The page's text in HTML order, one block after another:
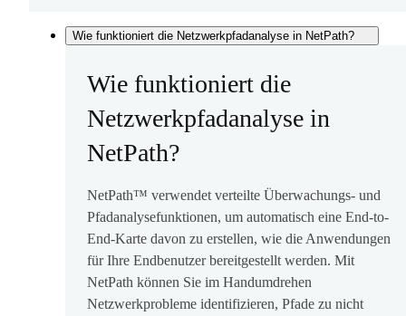
Wie funktioniert die Netzwerkpfadanalyse in NetPath?
Wie funktioniert die
Netzwerkpfadanalyse in
NetPath?
NetPath™ verwendet verteilte Überwachungs- und
Pfadanalysefunktionen, um automatisch eine End-to-
End-Karte davon zu erstellen, wie die Anwendungen
für Ihre Endbenutzer bereitgestellt werden. Mit
NetPath können Sie im Handumdrehen
Netzwerkprobleme identifizieren, Pfade zu nicht